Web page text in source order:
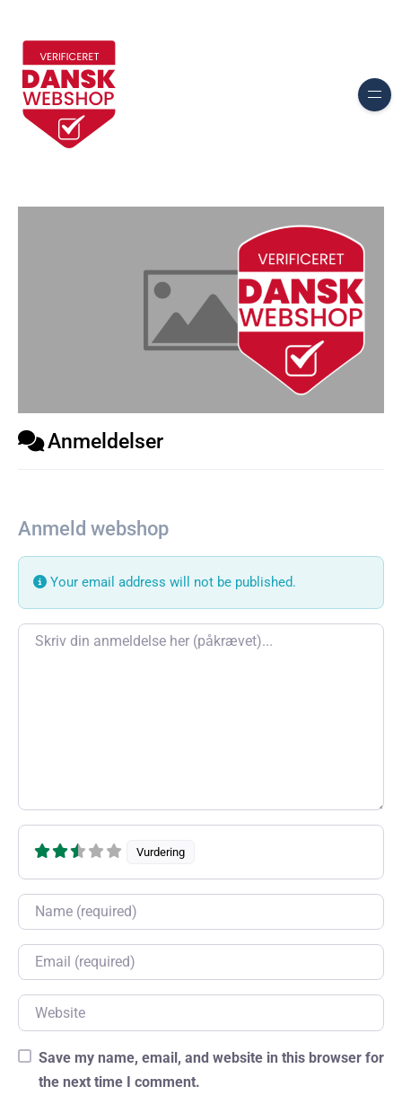
Anmeldelser
Anmeld webshop
Your email address will not be published.
Review text
Vurdering
Name
Email
Website
Save my name, email, and website in this browser for
the next time I comment.